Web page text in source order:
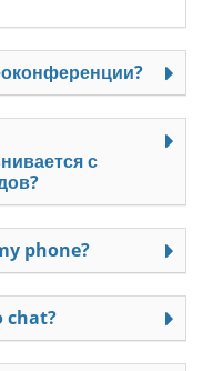
с
phone?
chat?